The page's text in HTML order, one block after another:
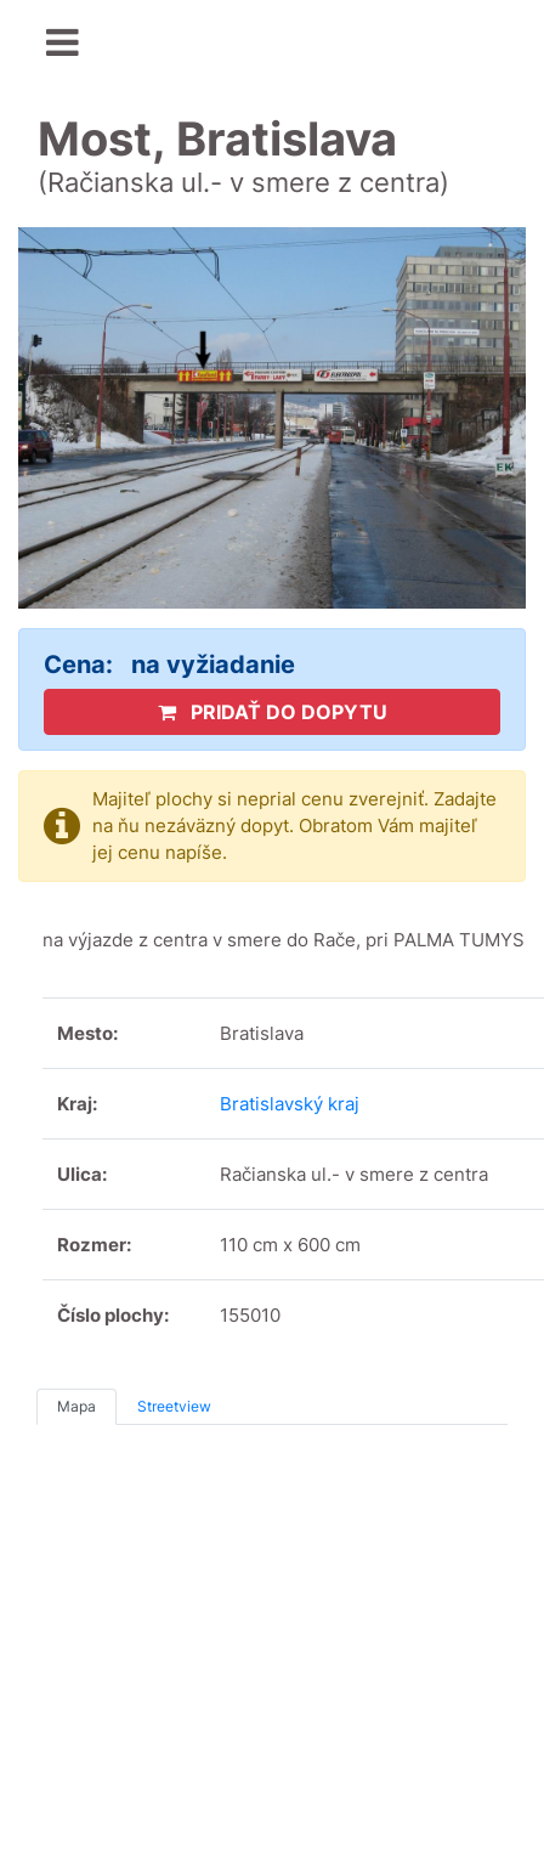
Most, Bratislava
(Račianska ul.- v smere z centra)
Cena: na vyžiadanie
PRIDAŤ DO DOPYTU
Majiteľ plochy si neprial cenu zverejniť. Zadajte
na ňu nezáväzný dopyt. Obratom Vám majiteľ
jej cenu napíše.
na výjazde z centra v smere do Rače, pri PALMA TUMYS
Mesto: Bratislava
Kraj: Bratislavský kraj
Ulica: Račianska ul.- v smere z centra
Rozmer: 110 cm x 600 cm
Číslo plochy: 155010
Mapa Streetview